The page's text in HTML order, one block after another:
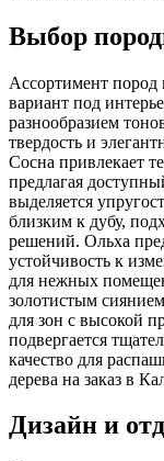
Выбор
Ассортимент пород
вариант под
разнообразием
твердость и
Сосна привлекает
предлагая
выделяется
близким к дубу,
решений. Ольха
устойчивость к
для нежных
золотистым
для зон с высокой
подвергается
качество для
дерева на заказ в
Дизайн и